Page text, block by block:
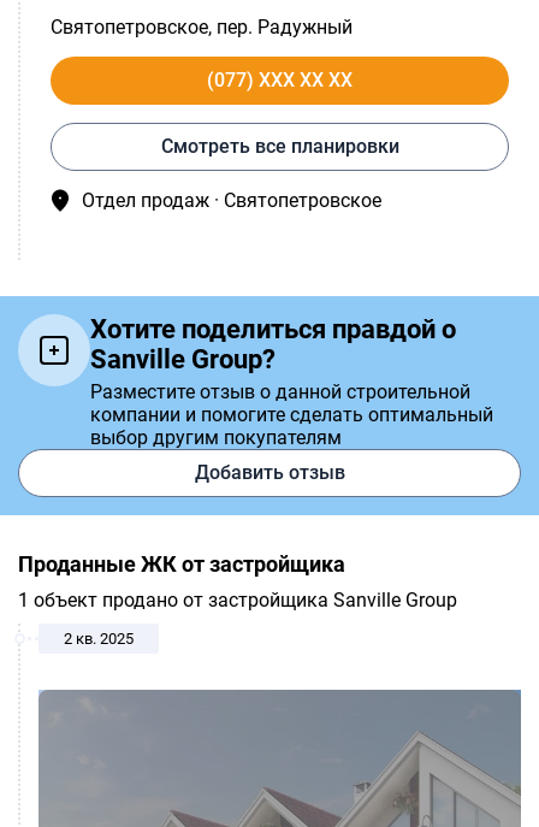
Святопетровское, пер. Радужный
(077) XXX XX XX
Смотреть все планировки
Отдел продаж · Святопетровское
Хотите поделиться правдой о
Sanville Group?
Разместите отзыв о данной строительной
компании и помогите сделать оптимальный
выбор другим покупателям
Добавить отзыв
Проданные ЖК от застройщика
1 объект продано от застройщика Sanville Group
2 кв. 2025